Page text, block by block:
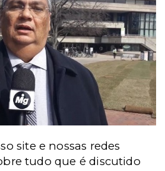
site e nossas redes
tudo que é discutido